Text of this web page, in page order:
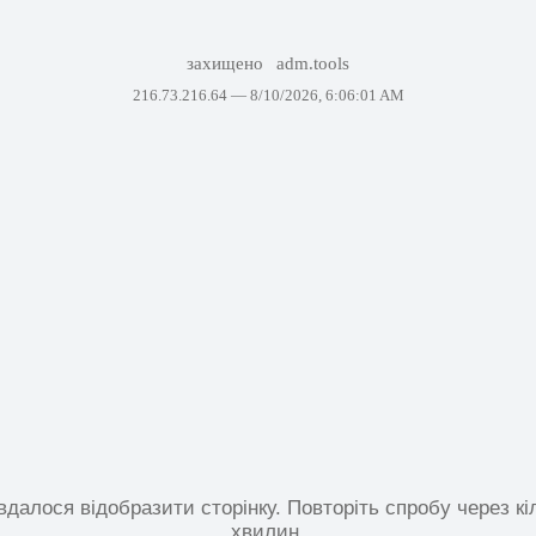
захищено adm.tools
216.73.216.64 — 8/10/2026, 6:06:01 AM
відобразити сторінку. Повторіть спробу через